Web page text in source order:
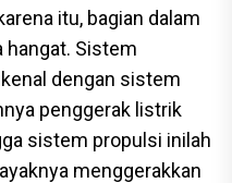
itu, bagian dalam
hangat. Sistem
dengan sistem
penggerak listrik
sistem propulsi inilah
menggerakkan